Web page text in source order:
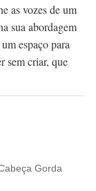
as vozes de um
sua abordagem
espaço para
sem criar, que
Gorda